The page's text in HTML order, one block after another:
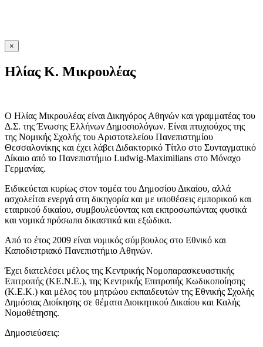
×
Ηλίας K. Μικρουλέας
Ο Ηλίας Μικρουλέας είναι Δικηγόρος Αθηνών και γραμματέας του
Δ.Σ. της Ένωσης Ελλήνων Δημοσιολόγων. Είναι πτυχιούχος της
της Νομικής Σχολής του Αριστοτελείου Πανεπιστημίου
Θεσσαλονίκης και έχει λάβει Διδακτορικό Τίτλο στο Συνταγματικό
Δίκαιο από το Πανεπιστήμιο Ludwig-Maximilians στο Μόναχο
Γερμανίας.
Eιδικεύεται κυρίως στον τομέα του Δημοσίου Δικαίου, αλλά
ασχολείται ενεργά στη δικηγορία και με υποθέσεις εμπορικού και
εταιρικού δικαίου, συμβουλεύοντας και εκπροσωπώντας φυσικά
και νομικά πρόσωπα δικαστικά και εξώδικα.
Από το έτος 2009 είναι νομικός σύμβουλος στο Εθνικό και
Καποδιστριακό Πανεπιστήμιο Αθηνών.
Έχει διατελέσει μέλος της Κεντρικής Νομοπαρασκευαστικής
Επιτροπής (ΚΕ.Ν.Ε.), της Κεντρικής Επιτροπής Κωδικοποίησης
(Κ.Ε.Κ.) και μέλος του μητρώου εκπαιδευτών της Εθνικής Σχολής
Δημόσιας Διοίκησης σε θέματα Διοικητικού Δικαίου και Καλής
Νομοθέτησης.
Δημοσιεύσεις: